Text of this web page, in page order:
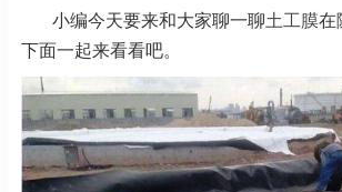
小编今天要来和大家聊一聊土工膜在
下面一起来看看吧。